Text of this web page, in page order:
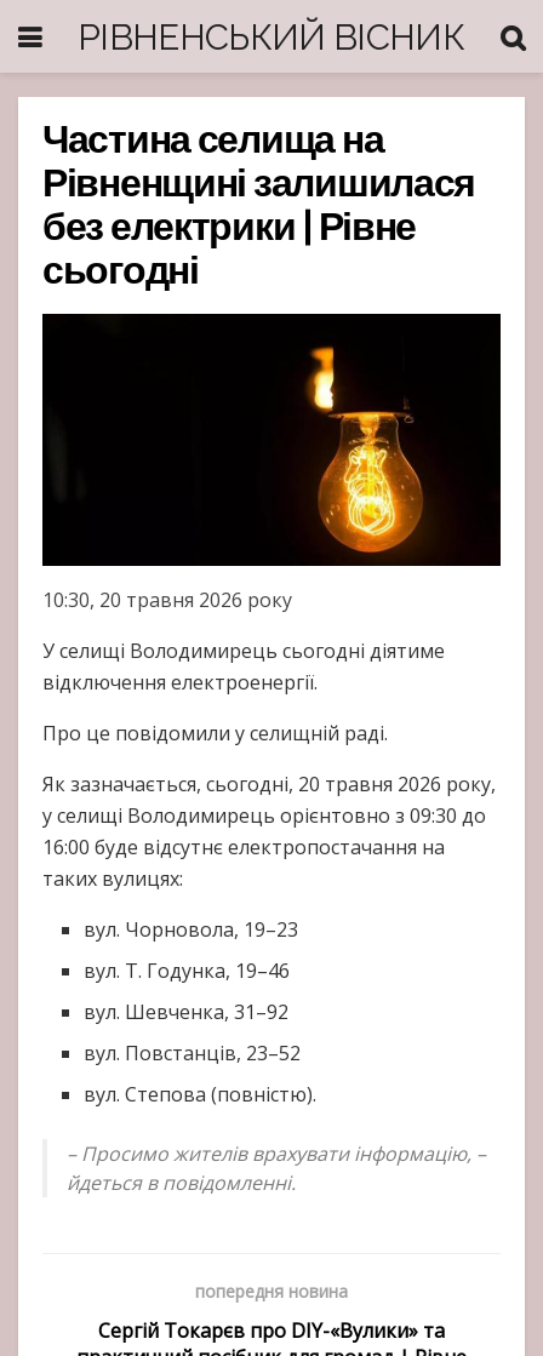
РІВНЕНСЬКИЙ ВІСНИК
Частина селища на
Рівненщині залишилася
без електрики | Рівне
сьогодні
10:30, 20 травня 2026 року
У селищі Володимирець сьогодні діятиме
відключення електроенергії.
Про це повідомили у селищній раді.
Як зазначається, сьогодні, 20 травня 2026 року,
у селищі Володимирець орієнтовно з 09:30 до
16:00 буде відсутнє електропостачання на
таких вулицях:
вул. Чорновола, 19–23
вул. Т. Годунка, 19–46
вул. Шевченка, 31–92
вул. Повстанців, 23–52
вул. Степова (повністю).
– Просимо жителів врахувати інформацію, –
йдеться в повідомленні.
попередня новина
Сергій Токарєв про DIY-«Вулики» та